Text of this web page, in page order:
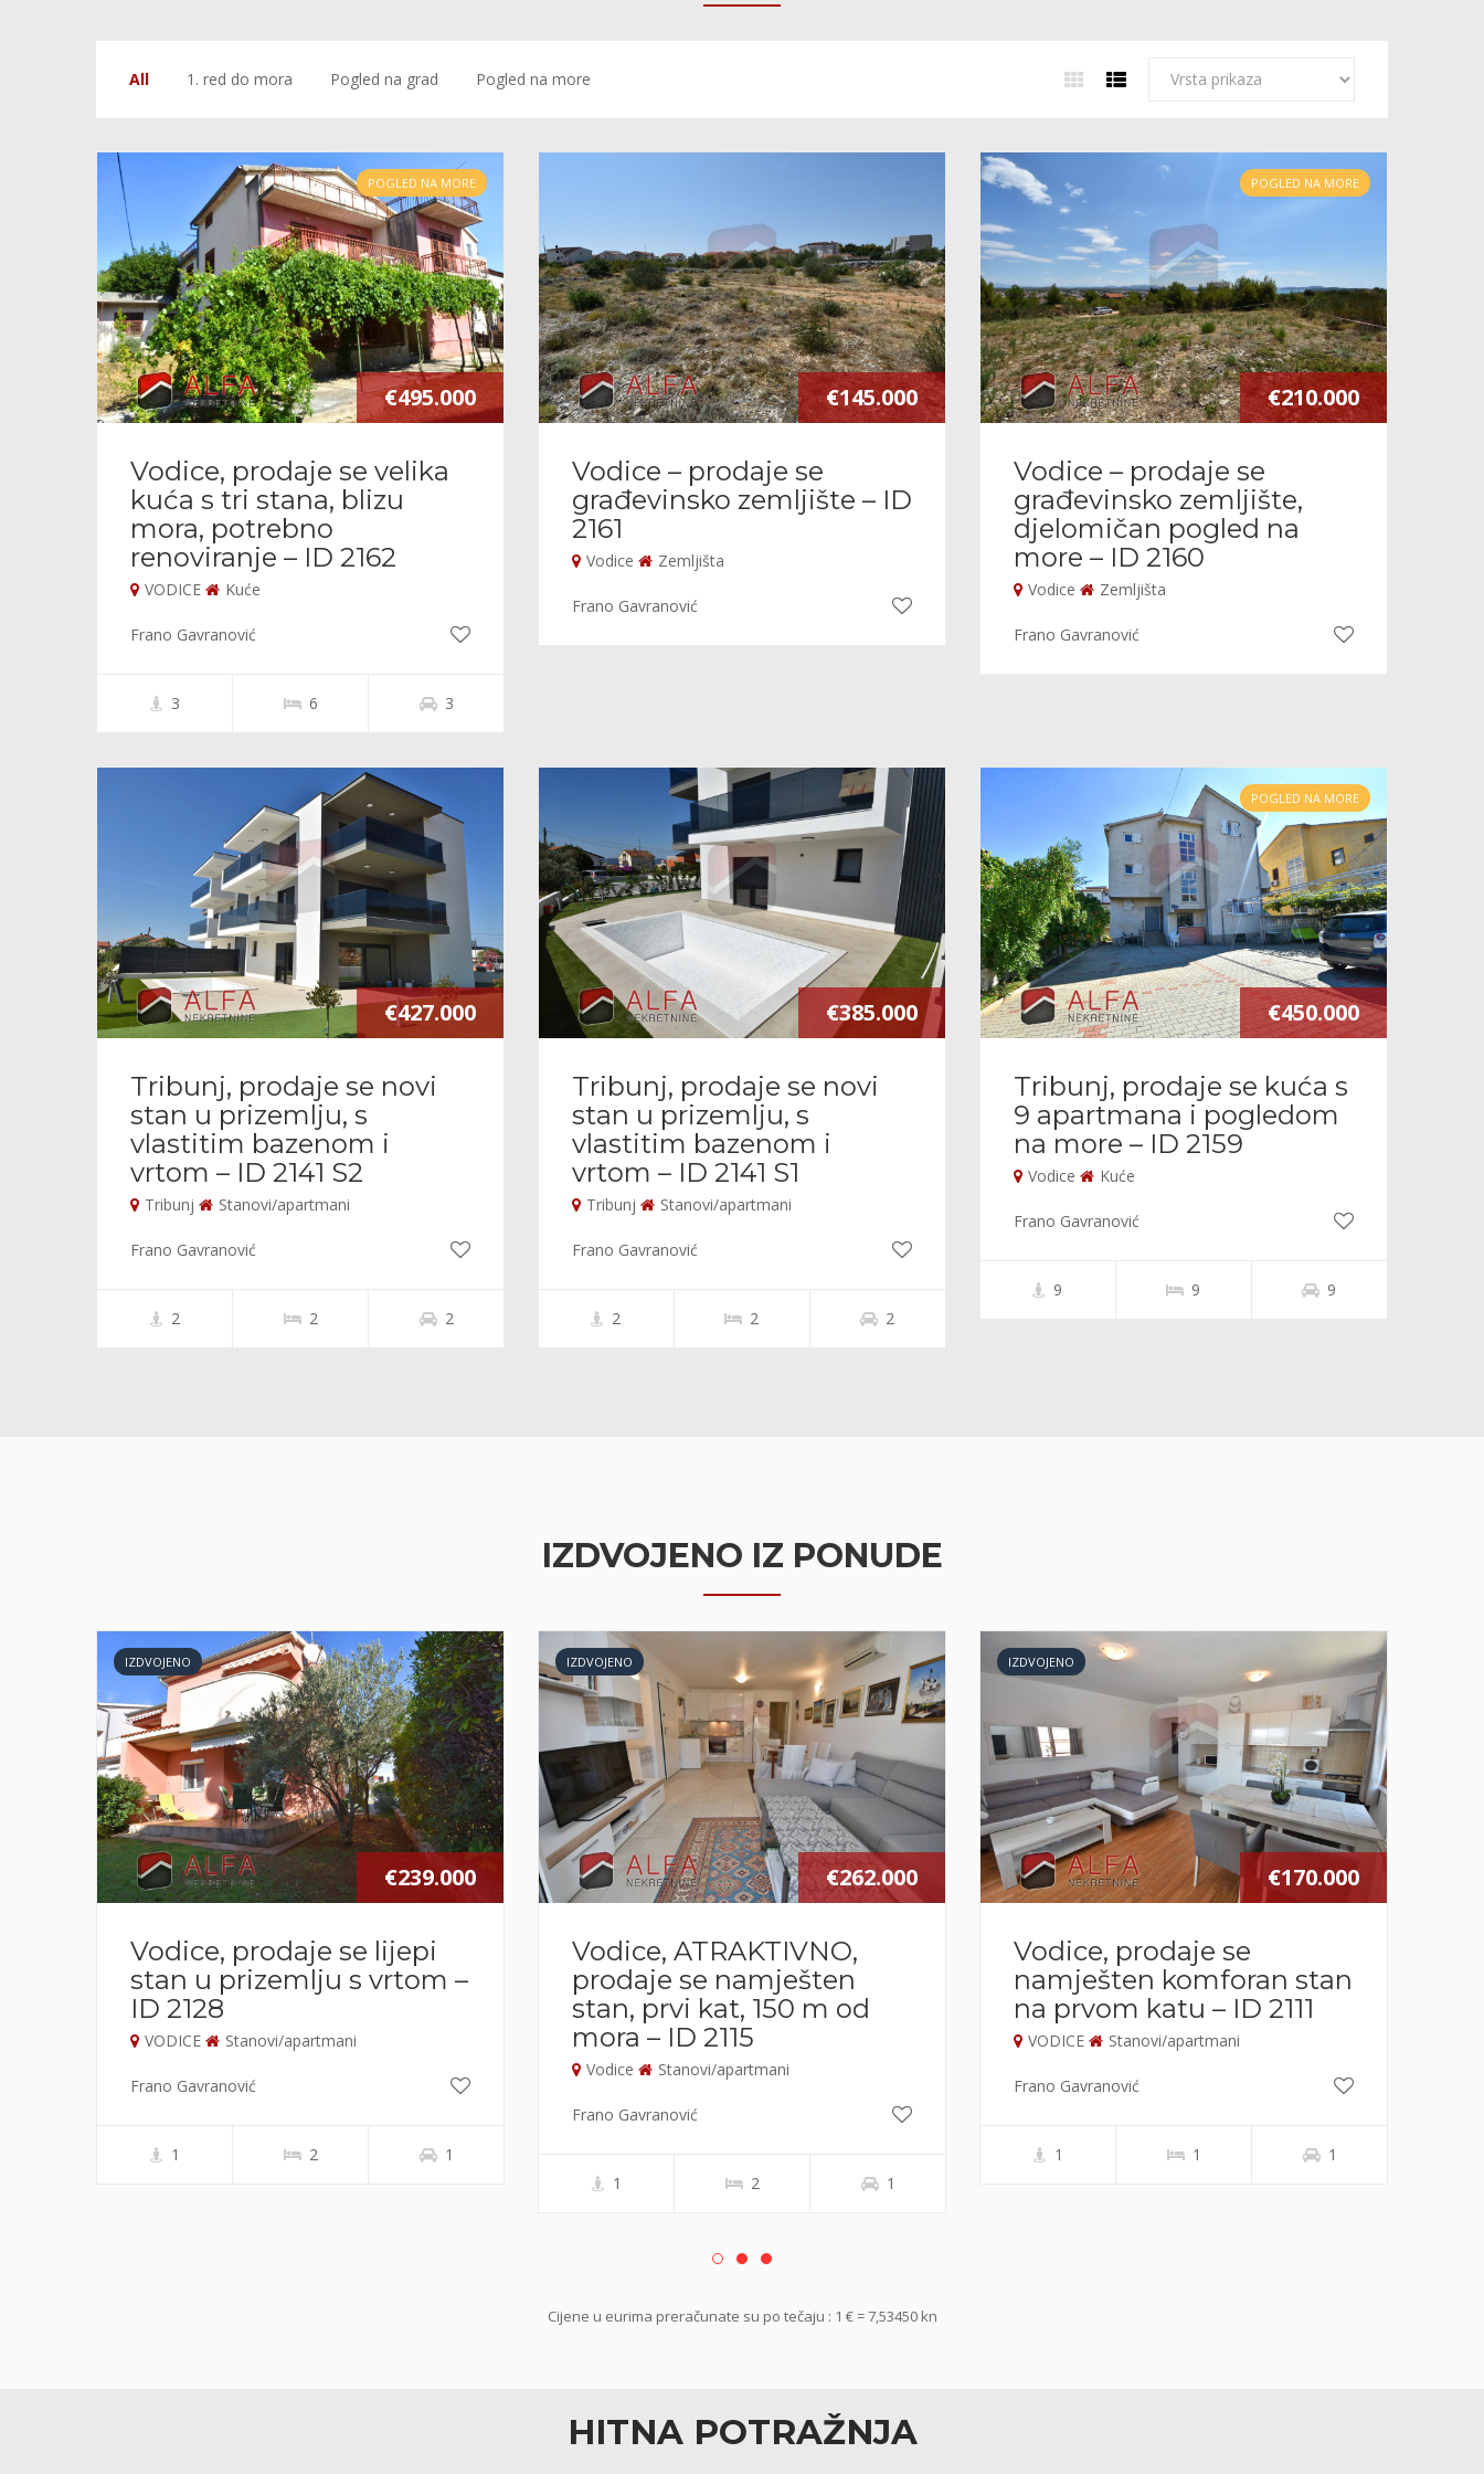
All 1. red do mora Pogled na grad Pogled na more
POGLED NA MORE
€495.000
Vodice, prodaje se velika
kuća s tri stana, blizu
mora, potrebno
renoviranje – ID 2162
VODICE Kuće
Frano Gavranović
3 6 3
€145.000
Vodice – prodaje se
građevinsko zemljište – ID
2161
Vodice Zemljišta
Frano Gavranović
POGLED NA MORE
€210.000
Vodice – prodaje se
građevinsko zemljište,
djelomičan pogled na
more – ID 2160
Vodice Zemljišta
Frano Gavranović
€427.000
Tribunj, prodaje se novi
stan u prizemlju, s
vlastitim bazenom i
vrtom – ID 2141 S2
Tribunj Stanovi/apartmani
Frano Gavranović
2 2 2
€385.000
Tribunj, prodaje se novi
stan u prizemlju, s
vlastitim bazenom i
vrtom – ID 2141 S1
Tribunj Stanovi/apartmani
Frano Gavranović
2 2 2
POGLED NA MORE
€450.000
Tribunj, prodaje se kuća s
9 apartmana i pogledom
na more – ID 2159
Vodice Kuće
Frano Gavranović
9 9 9
IZDVOJENO IZ PONUDE
IZDVOJENO
€239.000
Vodice, prodaje se lijepi
stan u prizemlju s vrtom –
ID 2128
VODICE Stanovi/apartmani
Frano Gavranović
1 2 1
IZDVOJENO
€262.000
Vodice, ATRAKTIVNO,
prodaje se namješten
stan, prvi kat, 150 m od
mora – ID 2115
Vodice Stanovi/apartmani
Frano Gavranović
1 2 1
IZDVOJENO
€170.000
Vodice, prodaje se
namješten komforan stan
na prvom katu – ID 2111
VODICE Stanovi/apartmani
Frano Gavranović
1 1 1
Cijene u eurima preračunate su po tečaju : 1 € = 7,53450 kn
HITNA POTRAŽNJA